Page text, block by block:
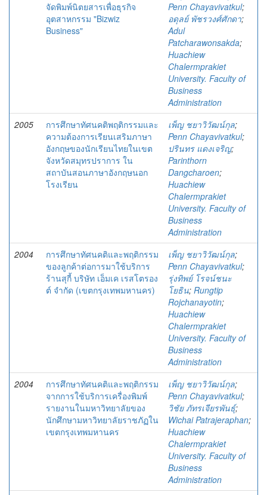
จัดพิมพ์นิตยสารเพื่อธุรกิจ
อุตสาหกรรม "Bizwiz
Business"
Penn Chayavivatkul;
อดุลย์ พัชรวงศ์ศักดา;
Adul
Patcharawonsakda;
Huachiew
Chalermprakiet
University. Faculty of
Business
Administration
2005
การศึกษาทัศนคติพฤติกรรมและ
ความต้องการเรียนเสริมภาษา
อังกฤษของนักเรียนไทยในเขต
จังหวัดสมุทรปราการ ใน
สถาบันสอนภาษาอังกฤษนอก
โรงเรียน
เพ็ญ ชยาวิวัฒน์กุล;
Penn Chayavivatkul;
ปรินทร แดงเจริญ;
Parinthorn
Dangcharoen;
Huachiew
Chalermprakiet
University. Faculty of
Business
Administration
2004
การศึกษาทัศนคติและพฤติกรรม
ของลูกค้าต่อการมาใช้บริการ
ร้านสุกี้ บริษัท เอ็มเค เรสโตรอง
ต์ จำกัด (เขตกรุงเทพมหานคร)
เพ็ญ ชยาวิวัฒน์กุล;
Penn Chayavivatkul;
รุ่งทิพย์ โรจน์ชนะ
โยธิน; Rungtip
Rojchanayotin;
Huachiew
Chalermprakiet
University. Faculty of
Business
Administration
2004
การศึกษาทัศนคติและพฤติกรรม
จากการใช้บริการเครื่องพิมพ์
รายงานในมหาวิทยาลัยของ
นักศึกษามหาวิทยาลัยราชภัฏใน
เขตกรุงเทพมหานคร
เพ็ญ ชยาวิวัฒน์กุล;
Penn Chayavivatkul;
วิชัย ภัทรเจียรพันธุ์;
Wichai Patrajeraphan;
Huachiew
Chalermprakiet
University. Faculty of
Business
Administration